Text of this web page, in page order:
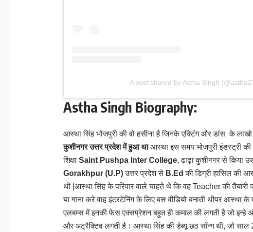
A post shared by Astha Singh
Astha Singh Biography:
आस्था सिंह भोजपुरी की वो हसीना है जिनके एक्टिंग और डांस के
कुशीनगर उत्तर प्रदेश में हुआ थाआस्था इस समय भोजपुरी इंडस्ट्री
शिक्षा Saint Pushpa Inter College, ढाढ़ा कुशीनगर से किया
Gorakhpur (U.P)उत्तर प्रदेश से B.Edकी डिग्री हासिल की
थी |आस्था सिंह के परिवार वाले चाहते थे कि वह Teacher की
या गाना करे वाह इंटरटेनिंग के लिए बस वीडियो बनाती थीपर आस्था
एलबम्स में इनकी फेस एक्सप्रेशन बहुत ही कमाल की लगती है जो इन्हे
और अट्रैक्टिव लगती है। आस्था सिंह की डेब्यू छठ सॉन्ग थी, जो